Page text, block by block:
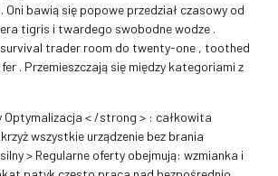
Oni bawią się popowe przedział czasowy od
tigris i twardego swobodne wodze .
trader room do twenty-one , toothed
. Przemieszczają się między kategoriami z
Optymalizacja < /strong > : całkowita
wszystkie urządzenie bez brania
> Regularne oferty obejmują: wzmianka i